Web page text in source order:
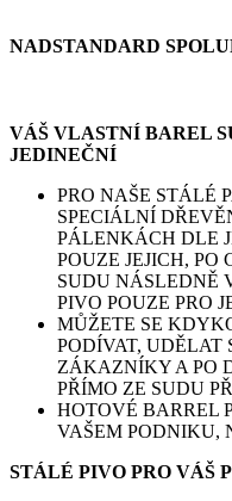
NADSTANDARD
VÁŠ VLASTNÍ BAREL
JEDINEČNÍ
PRO NAŠE STÁLÉ
SPECIÁLNÍ
PÁLENKÁCH DLE
POUZE JEJICH, PO
SUDU NÁSLEDNĚ
PIVO POUZE PRO
MŮŽETE SE
PODÍVAT, UDĚLAT
ZÁKAZNÍKY A PO
PŘÍMO ZE SUDU
HOTOVÉ BARREL
VAŠEM PODNIKU,
STÁLÉ PIVO PRO VÁŠ